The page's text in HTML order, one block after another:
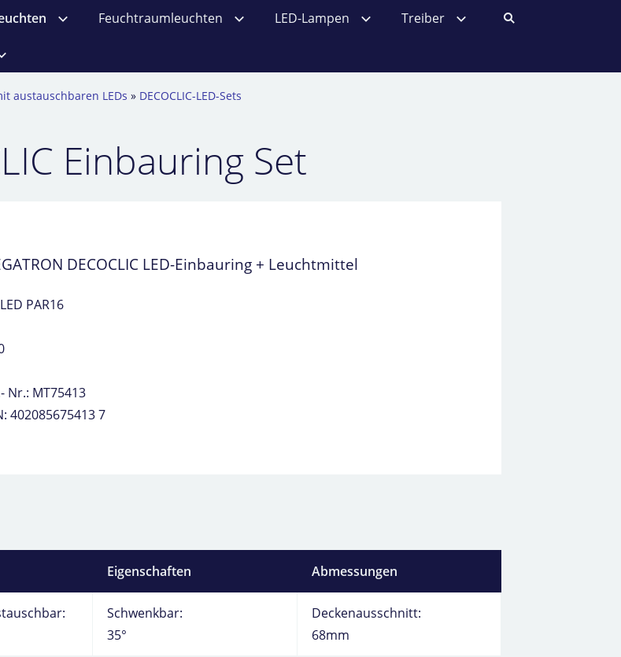
Feuchtraumleuchten LED-Lampen Treiber
austauschbaren LEDs » DECOCLIC-LED-Sets
Einbauring Set
DECOCLIC LED-Einbauring + Leuchtmittel
PAR16
Nr.: MT75413
402085675413 7
Eigenschaften Abmessungen
Schwenkbar:
35°
Deckenausschnitt:
68mm